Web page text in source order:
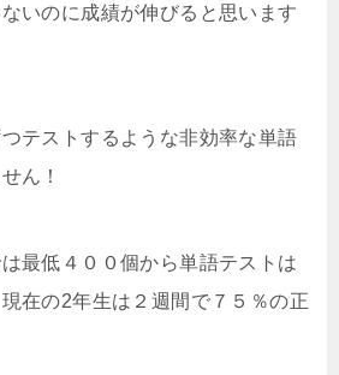
いのに成績が伸びると思います
テストするような非効率な単語
ん！
最低４００個から単語テストは
在の2年生は２週間で７５％の正